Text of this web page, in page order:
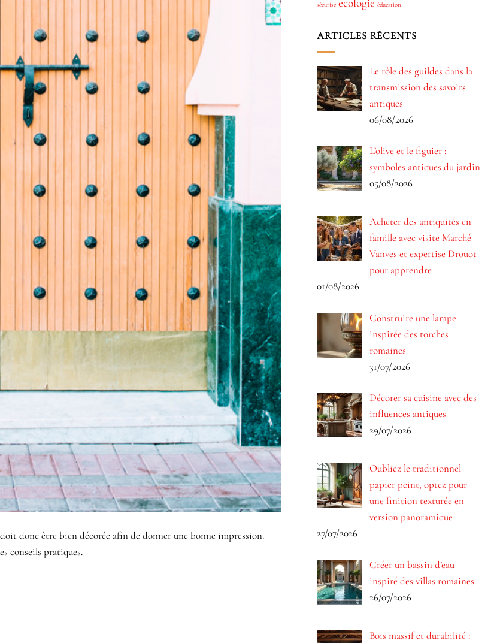
donc être bien décorée afin de donner une bonne impression.
conseils pratiques.
sécurisé écologie éducation
ARTICLES RÉCENTS
Le rôle des guildes dans la
transmission des savoirs
antiques
06/08/2026
L’olive et le figuier :
symboles antiques du jardin
05/08/2026
Acheter des antiquités en
famille avec visite Marché
Vanves et expertise Drouot
pour apprendre
01/08/2026
Construire une lampe
inspirée des torches
romaines
31/07/2026
Décorer sa cuisine avec des
influences antiques
29/07/2026
Oubliez le traditionnel
papier peint, optez pour
une finition texturée en
version panoramique
27/07/2026
Créer un bassin d’eau
inspiré des villas romaines
26/07/2026
Bois massif et durabilité :